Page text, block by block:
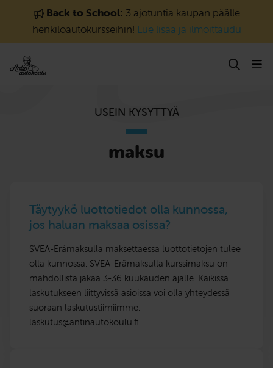
Siirry sisältöönBack to School: 3 ajotuntia kaupan päälle
henkilöautokursseihin! Lue lisää ja ilmoittaudu
USEIN KYSYTTYÄ
maksu
Täytyykö luottotiedot olla kunnossa,
jos haluan maksaa osissa?
SVEA-Erämaksulla maksettaessa luottotietojen tulee
olla kunnossa. SVEA-Erämaksulla kurssimaksu on
mahdollista jakaa 3-36 kuukauden ajalle. Kaikissa
laskutukseen liittyvissä asioissa voi olla yhteydessä
suoraan laskutustiimiimme:
laskutus@antinautokoulu.fi